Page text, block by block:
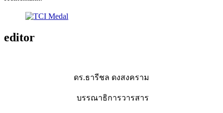
editor
ดร.ธารีชล ดงสงคราม
บรรณาธิการวารสาร